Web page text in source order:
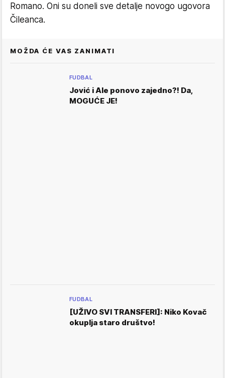
Romano. Oni su doneli sve detalje novogo ugovora
Čileanca.
MOŽDA ĆE VAS ZANIMATI
FUDBAL
Jović i Ale ponovo zajedno?! Da,
MOGUĆE JE!
FUDBAL
[UŽIVO SVI TRANSFERI]: Niko Kovač
okuplja staro društvo!